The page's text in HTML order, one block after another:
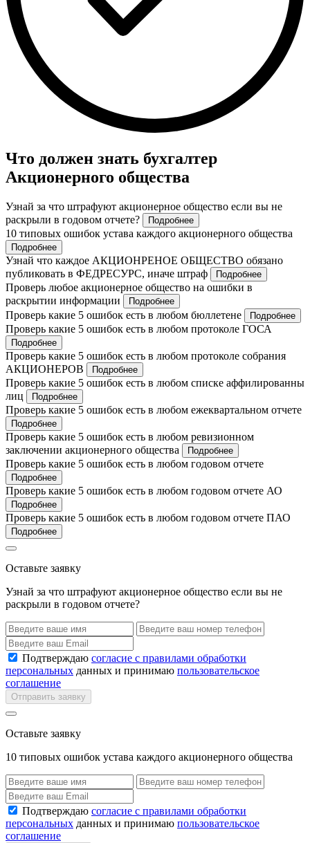
Что должен знать бухгалтер
Акционерного общества
Узнай за что штрафуют акционерное общество если вы не
раскрыли в годовом отчете?
Подробнее
10 типовых ошибок устава каждого акционерного общества
Подробнее
Узнай что каждое АКЦИОНРЕНОЕ ОБЩЕСТВО обязано
публиковать в ФЕДРЕСУРС, иначе штраф
Подробнее
Проверь любое акционерное общество на ошибки в
раскрытии информации
Подробнее
Проверь какие 5 ошибок есть в любом бюллетене Подробнее
Проверь какие 5 ошибок есть в любом протоколе ГОСА
Подробнее
Проверь какие 5 ошибок есть в любом протоколе собрания
АКЦИОНЕРОВ
Подробнее
Проверь какие 5 ошибок есть в любом списке аффилированны
лиц
Подробнее
Проверь какие 5 ошибок есть в любом ежеквартальном отчете
Подробнее
Проверь какие 5 ошибок есть в любом ревизионном
заключении акционерного общества
Подробнее
Проверь какие 5 ошибок есть в любом годовом отчете
Подробнее
Проверь какие 5 ошибок есть в любом годовом отчете АО
Подробнее
Проверь какие 5 ошибок есть в любом годовом отчете ПАО
Подробнее
Оставьте заявку
Узнай за что штрафуют акционерное общество если вы не
раскрыли в годовом отчете?
Подтверждаю согласие с правилами обработки
персональных данных и принимаю пользовательское
соглашение
Отправить заявку
Оставьте заявку
10 типовых ошибок устава каждого акционерного общества
Подтверждаю согласие с правилами обработки
персональных данных и принимаю пользовательское
соглашение